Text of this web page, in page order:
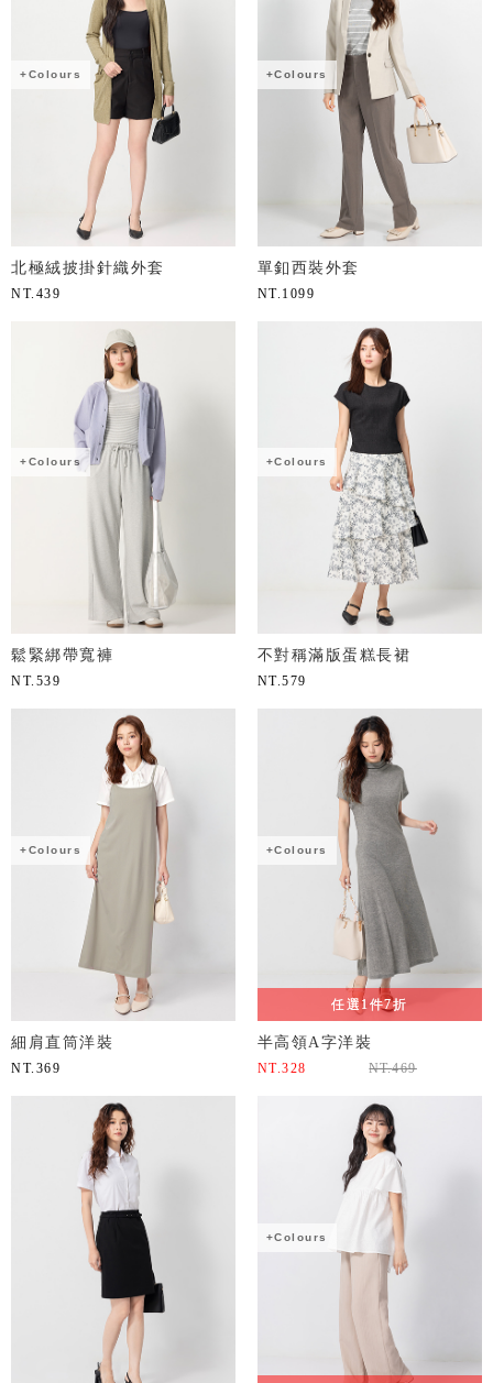
+Colours
北極絨披掛針織外套
NT. 439
+Colours
單釦西裝外套
NT. 1099
+Colours
鬆緊綁帶寬褲
NT. 539
+Colours
不對稱滿版蛋糕長裙
NT.579
+Colours
細肩直筒洋裝
NT. 369
+Colours
任選1件7折
半高領A字洋裝
NT.328 NT.469
+Colours